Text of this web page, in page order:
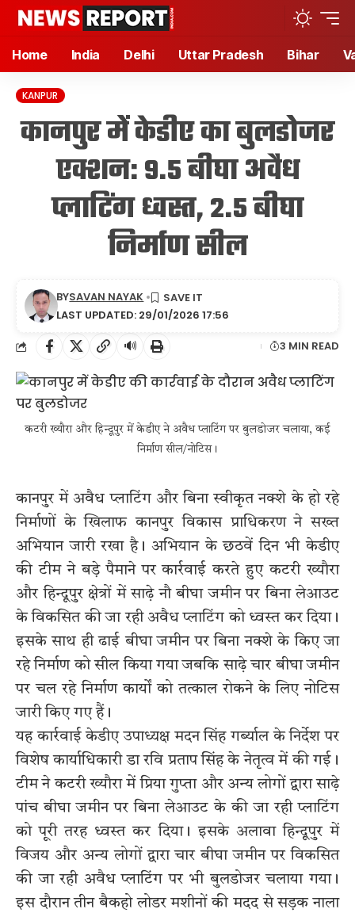
Home India Delhi Uttar Pradesh Bihar
KANPUR
कानपुर में केडीए का बुलडोजर
एक्शन: 9.5 बीघा अवैध
प्लाटिंग ध्वस्त, 2.5 बीघा
निर्माण सील
LAST UPDATED: 29/01/2026 17:56
BYSAVAN NAYAK
🔊 3 MIN READ
कटरी ख्यौरा और हिन्दूपुर में केडीए ने अवैध प्लाटिंग पर बुलडोजर चलाया, कई
निर्माण सील/नोटिस।
कानपुर में अवैध प्लाटिंग और बिना स्वीकृत नक्शे के हो रहे
निर्माणों के खिलाफ कानपुर विकास प्राधिकरण ने सख्त
अभियान जारी रखा है। अभियान के छठवें दिन भी केडीए
की टीम ने बड़े पैमाने पर कार्रवाई करते हुए कटरी ख्यौरा
और हिन्दूपुर क्षेत्रों में साढ़े नौ बीघा जमीन पर बिना लेआउट
के विकसित की जा रही अवैध प्लाटिंग को ध्वस्त कर दिया।
इसके साथ ही ढाई बीघा जमीन पर बिना नक्शे के किए जा
रहे निर्माण को सील किया गया जबकि साढ़े चार बीघा जमीन
पर चल रहे निर्माण कार्यों को तत्काल रोकने के लिए नोटिस
जारी किए गए हैं।
यह कार्रवाई केडीए उपाध्यक्ष मदन सिंह गर्ब्याल के निर्देश पर
विशेष कार्याधिकारी डा रवि प्रताप सिंह के नेतृत्व में की गई।
टीम ने कटरी ख्यौरा में प्रिया गुप्ता और अन्य लोगों द्वारा साढ़े
पांच बीघा जमीन पर बिना लेआउट के की जा रही प्लाटिंग
को पूरी तरह ध्वस्त कर दिया। इसके अलावा हिन्दूपुर में
विजय और अन्य लोगों द्वारा चार बीघा जमीन पर विकसित
की जा रही अवैध प्लाटिंग पर भी बुलडोजर चलाया गया।
इस दौरान तीन बैकहो लोडर मशीनों की मदद से सड़क नाला